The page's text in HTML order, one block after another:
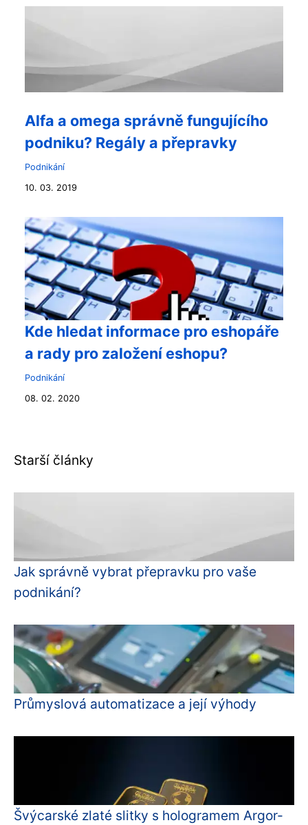
Alfa a omega správně fungujícího
podniku? Regály a přepravky
Podnikání
10. 03. 2019
Kde hledat informace pro eshopáře
a rady pro založení eshopu?
Podnikání
08. 02. 2020
Starší články
Jak správně vybrat přepravku pro vaše
podnikání?
Průmyslová automatizace a její výhody
Švýcarské zlaté slitky s hologramem Argor-